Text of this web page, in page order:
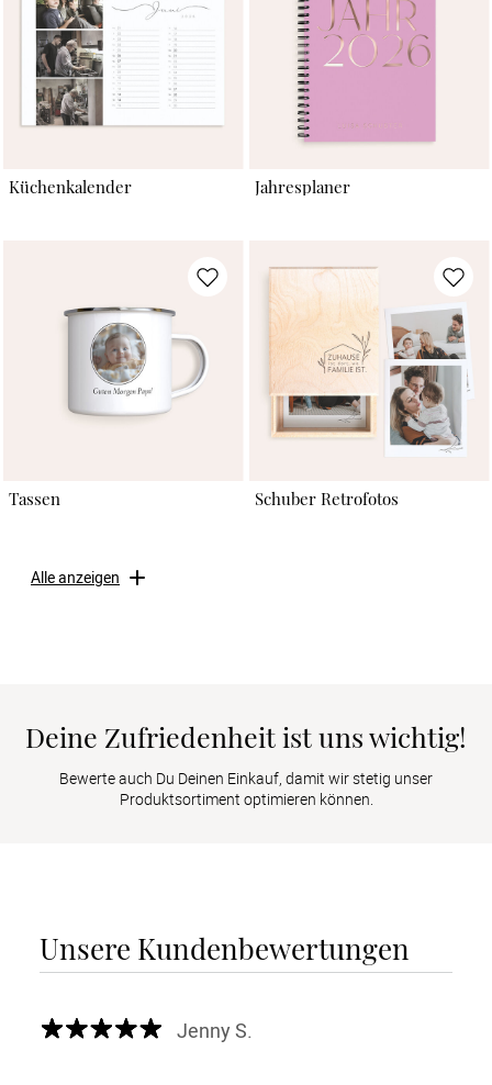
Küchenkalender Jahresplaner
Tassen Schuber Retrofotos
Alle anzeigen
Deine Zufriedenheit ist uns wichtig!
Bewerte auch Du Deinen Einkauf, damit wir stetig unser
Produktsortiment optimieren können.
Unsere Kundenbewertungen
Jenny S.